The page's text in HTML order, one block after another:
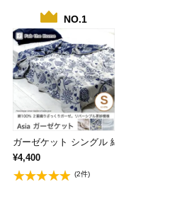
NO.1
ガーゼケット シングル 綿100% アジアン…
¥4,400
(2件)